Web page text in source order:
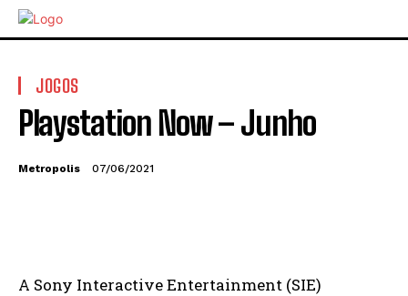
JOGOS
Playstation Now – Junho
Metropolis 07/06/2021
A Sony Interactive Entertainment (SIE)